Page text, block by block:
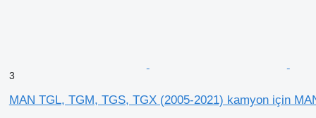
3
MAN TGL, TGM, TGS, TGX (2005-2021) kamyon için